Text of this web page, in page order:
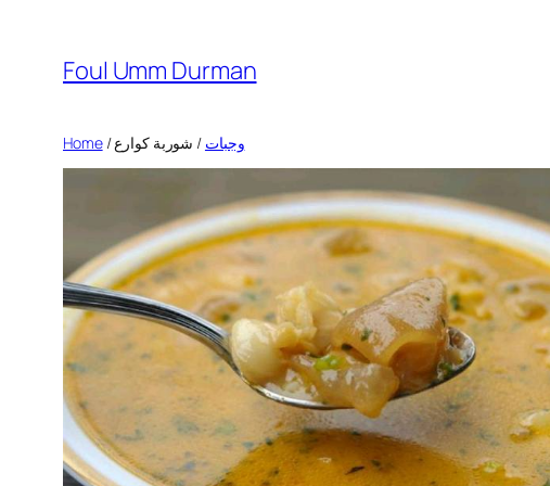
content
Foul Umm Durman
Home/ وجبات / شوربة كوارع